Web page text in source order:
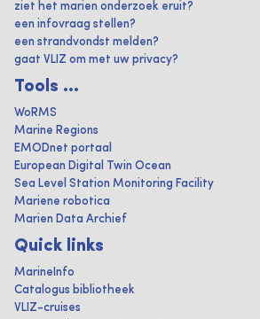
ziet het marien onderzoek eruit?
een infovraag stellen?
een strandvondst melden?
gaat VLIZ om met uw privacy?
Tools ...
WoRMS
Marine Regions
EMODnet portaal
European Digital Twin Ocean
Sea Level Station Monitoring Facility
Mariene robotica
Marien Data Archief
Quick links
MarineInfo
Catalogus bibliotheek
VLIZ-cruises